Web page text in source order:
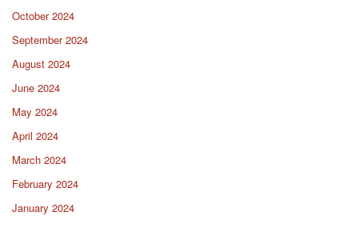
October 2024
September 2024
August 2024
June 2024
May 2024
April 2024
March 2024
February 2024
January 2024